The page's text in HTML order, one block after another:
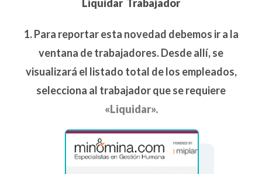
Liquidar Trabajador
1. Para reportar esta novedad debemos ir a la
ventana de trabajadores. Desde allí, se
visualizará el listado total de los empleados,
selecciona al trabajador que se requiere
«Liquidar».